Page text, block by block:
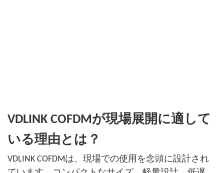
VDLINK COFDMが現場展開に適して
いる理由とは？
VDLINK COFDMは、現場での使用を念頭に設計され